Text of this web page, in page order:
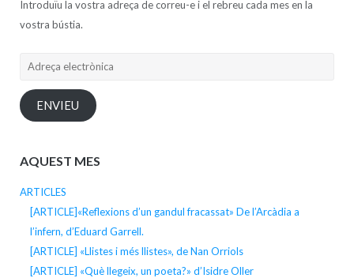
Introduïu la vostra adreça de correu-e i el rebreu cada mes en la
vostra bústia.
Adreça
ENVIEU
AQUEST MES
ARTICLES
[ARTICLE]«Reflexions d’un gandul fracassat» De l’Arcàdia a
l’infern, d’Eduard Garrell.
[ARTICLE] «Llistes i més llistes», de Nan Orriols
[ARTICLE] «Què llegeix, un poeta?» d’Isidre Oller